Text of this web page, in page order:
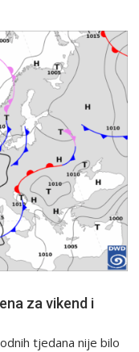
za vikend i
tjedana nije bilo